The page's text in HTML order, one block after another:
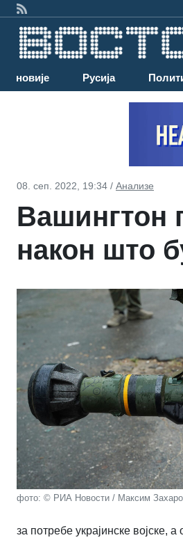
Најновије Русија
08. сеп. 2022, 19:34 / Анализе
Вашингтон
након што
фото: © РИА Новости / Максим
за потребе украјинске војске,